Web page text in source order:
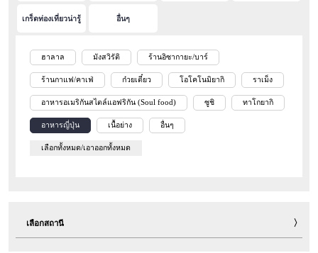
เกร็ดท่องเที่ยวน่ารู้ อื่นๆ
ฮาลาล มังสวิรัติ ร้านอิซากายะ/บาร์
ร้านกาแฟ/คาเฟ่ ก๋วยเตี๋ยว โอโคโนมิยากิ ราเม็ง
อาหารอเมริกันสไตล์แอฟริกัน (Soul food) ซูชิ ทาโกยากิ
อาหารญี่ปุ่น เนื้อย่าง อื่นๆ
เลือกทั้งหมด/เอาออกทั้งหมด
เลือกสถานี